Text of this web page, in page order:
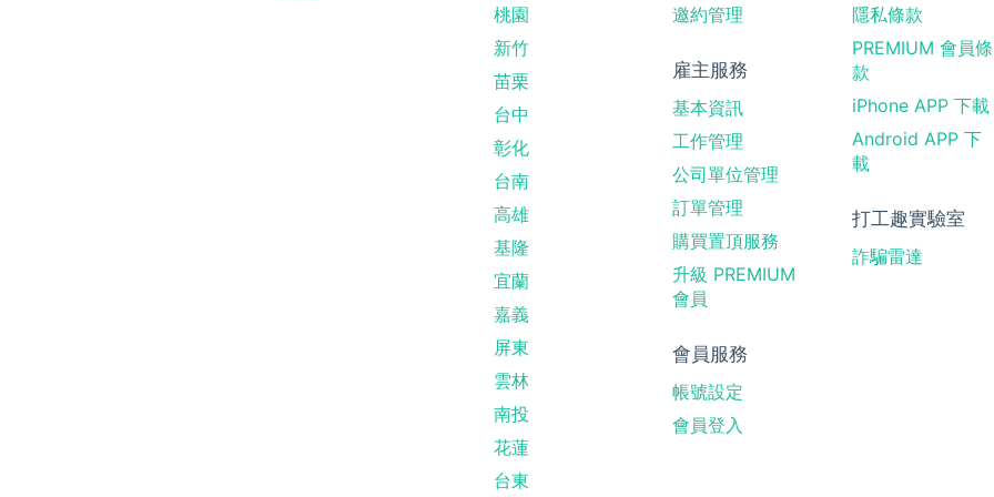
桃園
新竹
苗栗
台中
彰化
台南
高雄
基隆
宜蘭
嘉義
屏東
雲林
南投
花蓮
台東
邀約管理
雇主服務
基本資訊
工作管理
公司單位管理
訂單管理
購買置頂服務
升級 PREMIUM
會員
會員服務
帳號設定
會員登入
隱私條款
PREMIUM 會員條
款
iPhone APP 下載
Android APP 下
載
打工趣實驗室
詐騙雷達